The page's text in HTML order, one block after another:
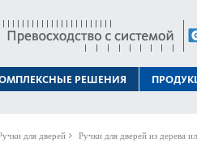
РЕШЕНИЯ
для дверей Ручки для дверей из дерева